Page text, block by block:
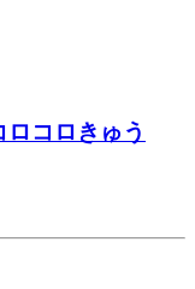
コロきゅう